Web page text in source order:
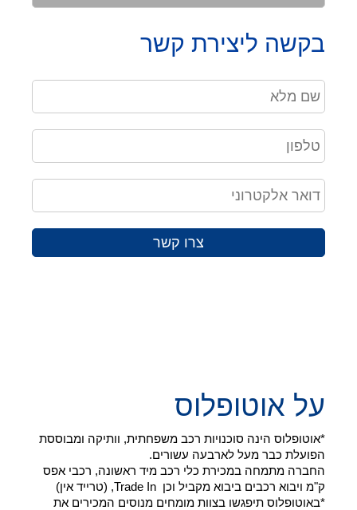
בקשה ליצירת קשר
צרו קשר
על אוטופלוס
*אוטופלוס הינה סוכנויות רכב משפחתית, וותיקה ומבוססת
הפועלת כבר מעל לארבעה עשורים.
החברה מתמחה במכירת כלי רכב מיד ראשונה, רכבי אפס
ק"מ ויבוא רכבים ביבוא מקביל וכן Trade In, (טרייד אין)
*באוטופלוס תיפגשו בצוות מומחים מנוסים המכירים את